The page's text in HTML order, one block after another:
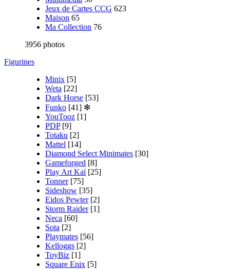
Jeux de Cartes CCG 623
Maison 65
Ma Collection 76
3956 photos
Figurines
Minix [5]
Weta [22]
Dark Horse [53]
Funko [41] ✻
YouTooz [1]
PDP [9]
Totaku [2]
Mattel [14]
Diamond Select Minimates [30]
Gameforged [8]
Play Art Kaï [25]
Tonner [75]
Sideshow [35]
Eidos Pewter [2]
Storm Raider [1]
Neca [60]
Sota [2]
Playmates [56]
Kelloggs [2]
ToyBiz [1]
Square Enix [5]